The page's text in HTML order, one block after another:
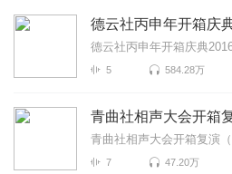
德云社丙申年开箱庆
5 584.28万
青曲社相声大会开箱
青曲社相声大会开箱复演
7 47.20万